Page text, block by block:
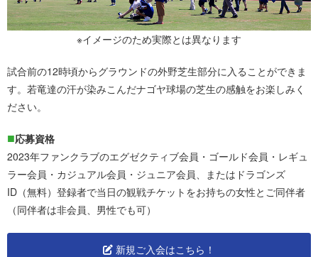
※イメージのため実際とは異なります
試合前の12時頃からグラウンドの外野芝生部分に入ることができま
す。若竜達の汗が染みこんだナゴヤ球場の芝生の感触をお楽しみく
ださい。
応募資格
2023年ファンクラブのエグゼクティブ会員・ゴールド会員・レギュ
ラー会員・カジュアル会員・ジュニア会員、またはドラゴンズ
ID（無料）登録者で当日の観戦チケットをお持ちの女性とご同伴者
（同伴者は非会員、男性でも可）
新規ご入会はこちら！